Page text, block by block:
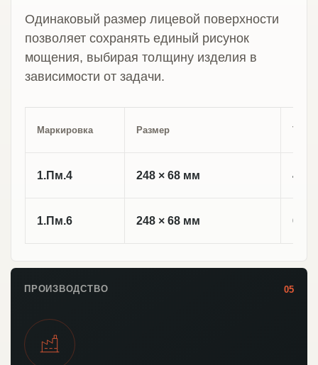
Одинаковый размер лицевой поверхности
позволяет сохранять единый рисунок
мощения, выбирая толщину изделия в
зависимости от задачи.
Маркировка Размер
1.Пм.4 248 × 68 мм 40
1.Пм.6 248 × 68 мм 60
ПРОИЗВОДСТВО 05